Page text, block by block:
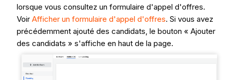
lorsque vous consultez un formulaire d'appel d'offres.
Voir Afficher un formulaire d'appel d'offres. Si vous avez
précédemment ajouté des candidats, le bouton « Ajouter
des candidats » s'affiche en haut de la page.